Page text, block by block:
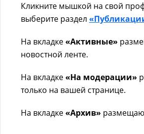
Кликните мышкой на свой
выберите раздел
На вкладке«Активные»
новостной ленте.
На вкладке«На модерации»
только на вашей странице.
На вкладке«Архив»